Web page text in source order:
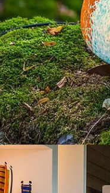
Lichtkunst
FARBEN,